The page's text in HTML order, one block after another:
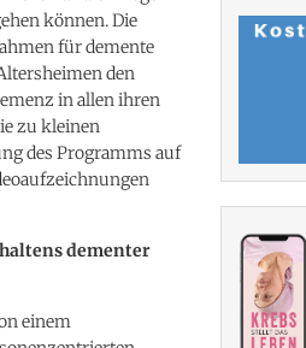
können. Die
für demente
den
in allen ihren
zu kleinen
des Programms auf
dementer
einem